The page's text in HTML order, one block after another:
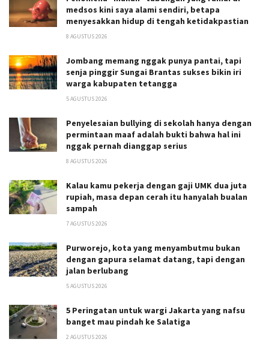
medsos kini saya alami sendiri, betapa
menyesakkan hidup di tengah ketidakpastian
8 AGUSTUS 2026
Jombang memang nggak punya pantai, tapi
senja pinggir Sungai Brantas sukses bikin iri
warga kabupaten tetangga
5 AGUSTUS 2026
Penyelesaian bullying di sekolah hanya dengan
permintaan maaf adalah bukti bahwa hal ini
nggak pernah dianggap serius
8 AGUSTUS 2026
Kalau kamu pekerja dengan gaji UMK dua juta
rupiah, masa depan cerah itu hanyalah bualan
sampah
7 AGUSTUS 2026
Purworejo, kota yang menyambutmu bukan
dengan gapura selamat datang, tapi dengan
jalan berlubang
5 AGUSTUS 2026
5 Peringatan untuk wargi Jakarta yang nafsu
banget mau pindah ke Salatiga
2 AGUSTUS 2026